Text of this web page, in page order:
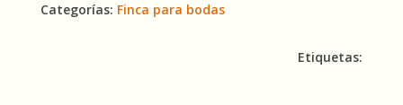
Categorías: Finca para bodas
Etiquetas: